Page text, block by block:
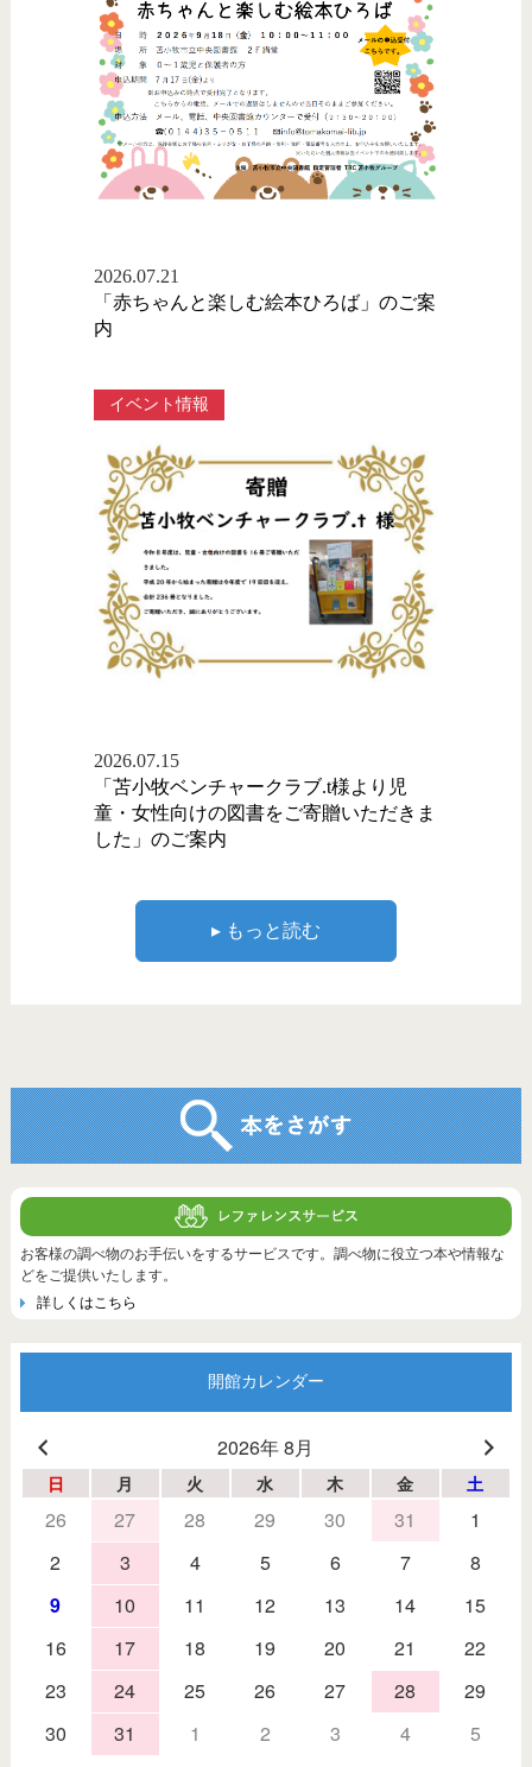
2026.07.21
「赤ちゃんと楽しむ絵本ひろば」のご案
内
イベント情報
2026.07.15
「苫小牧ベンチャークラブ.t様より児
童・女性向けの図書をご寄贈いただきま
した」のご案内
▸ もっと読む
お客様の調べ物のお手伝いをするサービスです。調べ物に役立つ本や情報な
どをご提供いたします。
詳しくはこちら
開館カレンダー
2026年 8月
日 月 火 水 木 金 土
26 27 28 29 30 31
1
2
3 4 5 6 7
8
9
10 11 12 13 14
15
16
17 18 19 20 21
22
23
24 25 26 27 28
29
30
31 1 2 3 4 5